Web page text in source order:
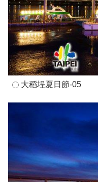
大稻埕夏日節-05